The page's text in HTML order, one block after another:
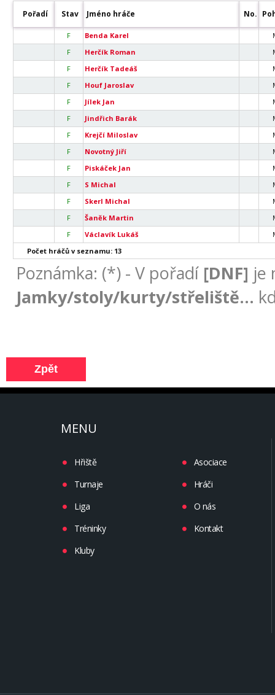
Pořadí Stav Jméno hráče No.
F Benda Karel
F
Herčík Roman
F
Herčík Tadeáš
F
Houf Jaroslav
F
Jílek Jan
F
Jindřich Barák
F
Krejčí Miloslav
F
Novotný Jiří
F
Piskáček Jan
F
S Michal
F
Skerl Michal
F
Šaněk Martin
F
Václavík Lukáš
Počet hráčů v seznamu: 13
Poznámka: (*) - V pořadí [DNF] je
Jamky/stoly/kurty/střeliště...
MENU
Hřiště
Turnaje
Liga
Tréninky
Kluby
Asociace
Hráči
O nás
Kontakt